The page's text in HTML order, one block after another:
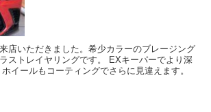
店いただきました。希少カラーのブレージング
ストレイヤリングです。 EXキーパーでより深
イールもコーティングでさらに見違えます。